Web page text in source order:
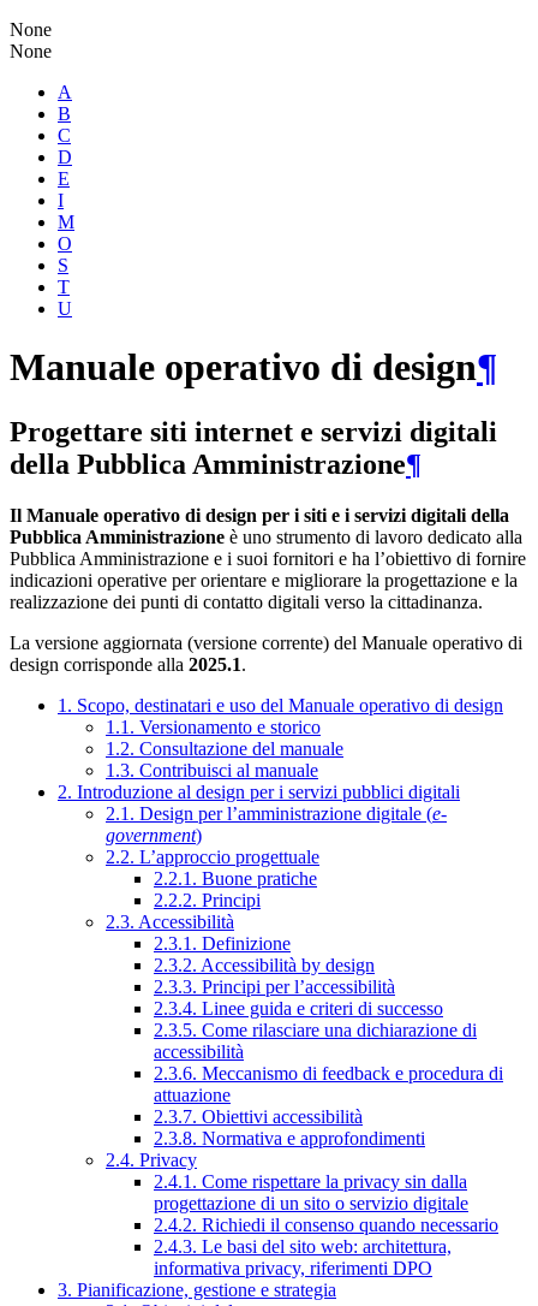
None
None
A
B
C
D
E
I
M
O
S
T
U
Manuale operativo di design¶
Progettare siti internet e servizi digitali
della Pubblica Amministrazione¶
Il Manuale operativo di design per i siti e i servizi digitali della
Pubblica Amministrazione è uno strumento di lavoro dedicato alla
Pubblica Amministrazione e i suoi fornitori e ha l’obiettivo di fornire
indicazioni operative per orientare e migliorare la progettazione e la
realizzazione dei punti di contatto digitali verso la cittadinanza.
La versione aggiornata (versione corrente) del Manuale operativo di
design corrisponde alla 2025.1.
1. Scopo, destinatari e uso del Manuale operativo di design
1.1. Versionamento e storico
1.2. Consultazione del manuale
1.3. Contribuisci al manuale
2. Introduzione al design per i servizi pubblici digitali
2.1. Design per l’amministrazione digitale (e-
government)
2.2. L’approccio progettuale
2.2.1. Buone pratiche
2.2.2. Principi
2.3. Accessibilità
2.3.1. Definizione
2.3.2. Accessibilità by design
2.3.3. Principi per l’accessibilità
2.3.4. Linee guida e criteri di successo
2.3.5. Come rilasciare una dichiarazione di
accessibilità
2.3.6. Meccanismo di feedback e procedura di
attuazione
2.3.7. Obiettivi accessibilità
2.3.8. Normativa e approfondimenti
2.4. Privacy
2.4.1. Come rispettare la privacy sin dalla
progettazione di un sito o servizio digitale
2.4.2. Richiedi il consenso quando necessario
2.4.3. Le basi del sito web: architettura,
informativa privacy, riferimenti DPO
3. Pianificazione, gestione e strategia